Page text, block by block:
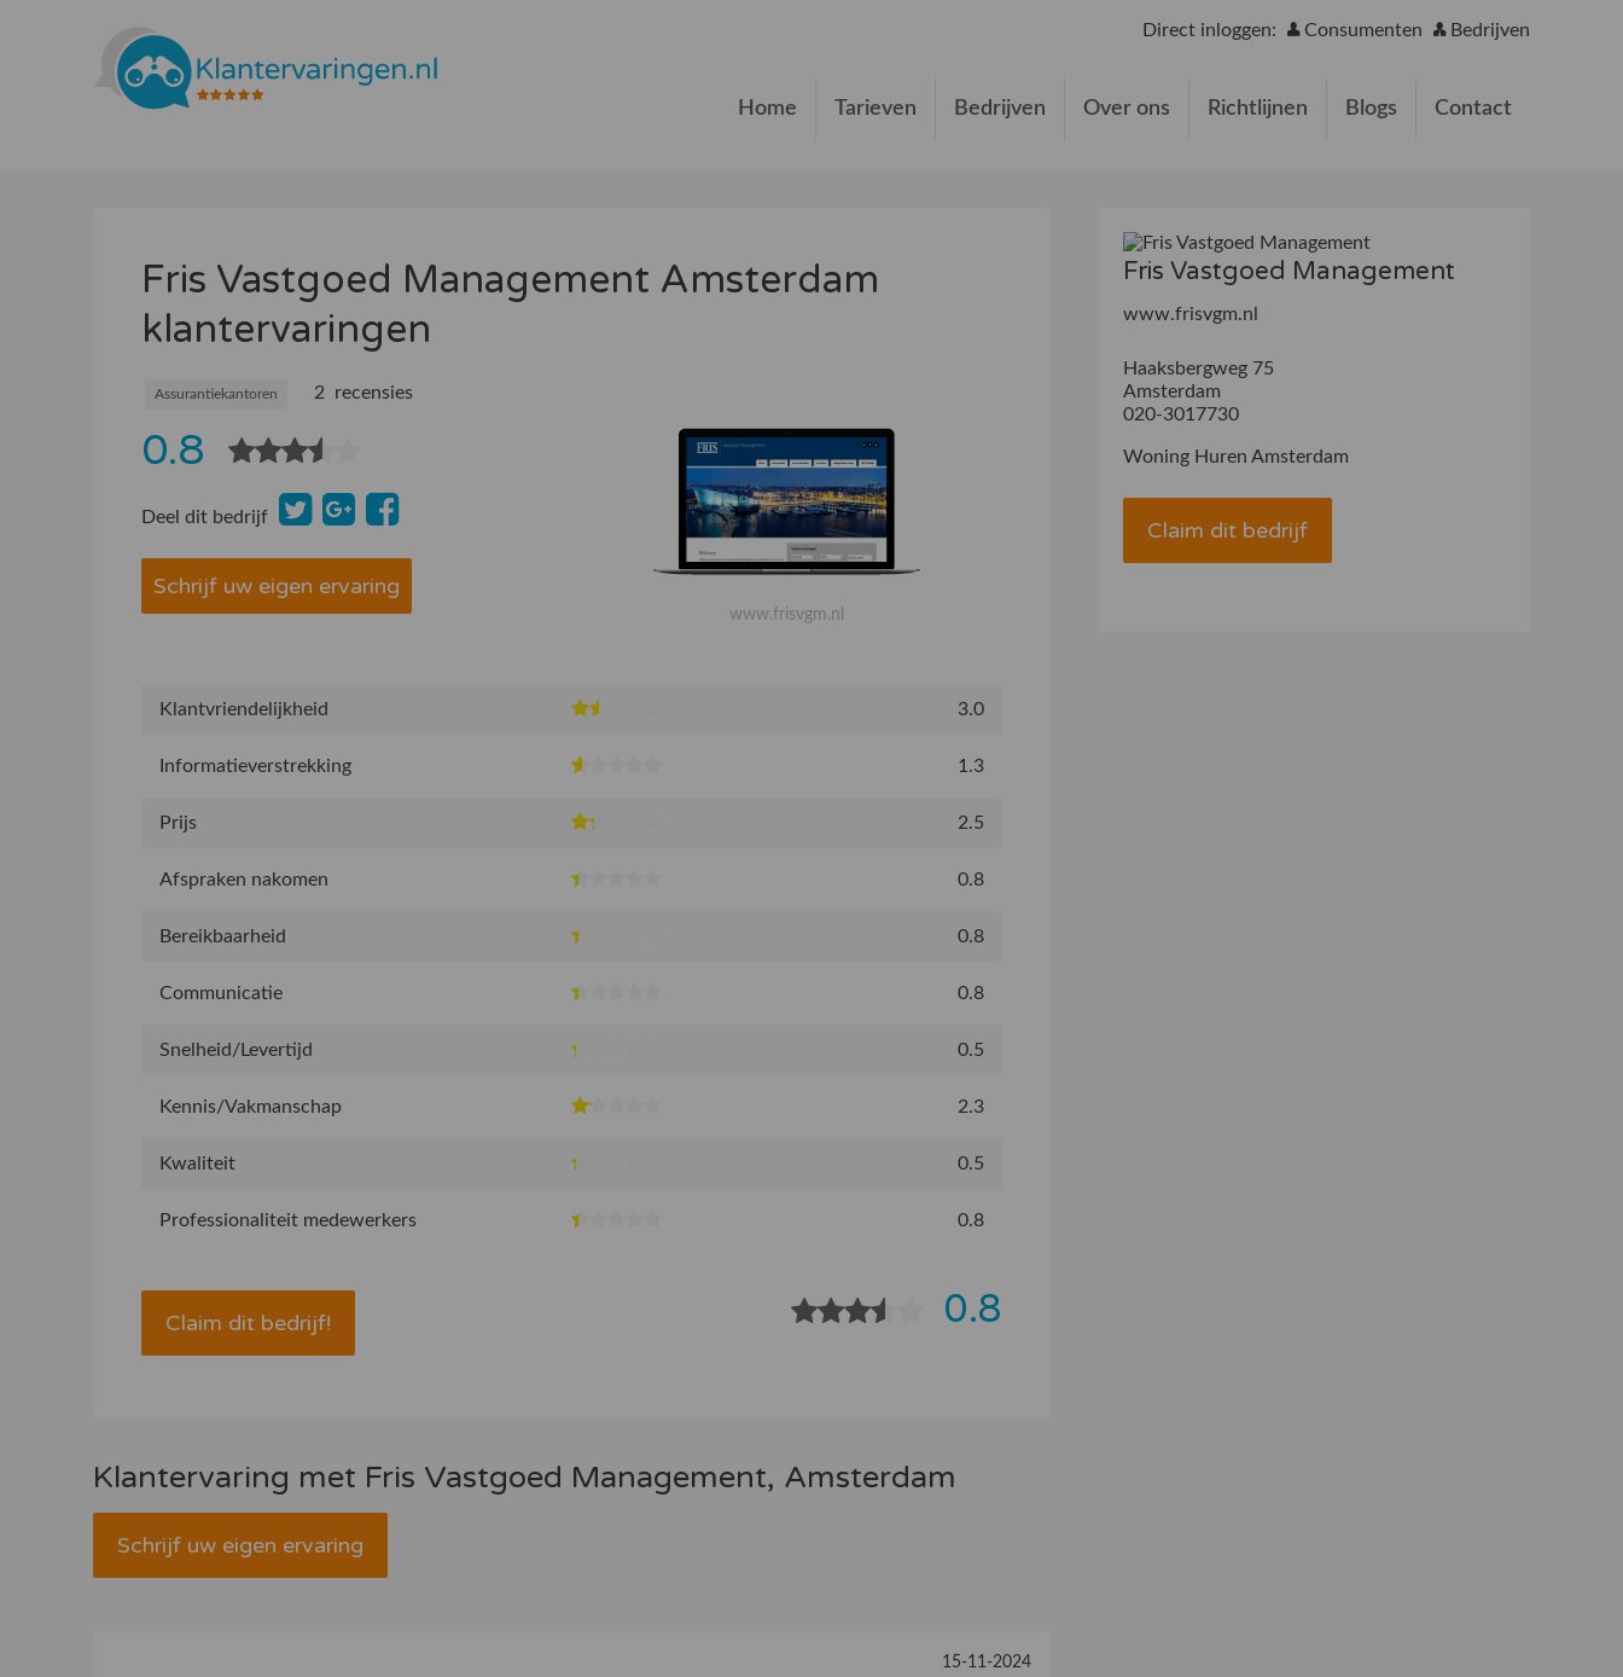
Direct inloggen: Consumenten Bedrijven
Home Tarieven Bedrijven Over ons Richtlijnen Blogs Contact
Fris Vastgoed Management Amsterdam
klantervaringen
Assurantiekantoren 2 recensies
0.8
Deel dit bedrijf
Schrijf uw eigen ervaring
www.frisvgm.nl
Klantvriendelijkheid 3.0
Informatieverstrekking 1.3
Prijs 2.5
Afspraken nakomen 0.8
Bereikbaarheid 0.8
Communicatie 0.8
Snelheid/Levertijd 0.5
Kennis/Vakmanschap 2.3
Kwaliteit 0.5
Professionaliteit medewerkers 0.8
Claim dit bedrijf! 0.8
Klantervaring met Fris Vastgoed Management, Amsterdam
Schrijf uw eigen ervaring
15-11-2024
Fris Vastgoed Management
www.frisvgm.nl
Haaksbergweg 75
Amsterdam
020-3017730
Woning Huren Amsterdam
Claim dit bedrijf